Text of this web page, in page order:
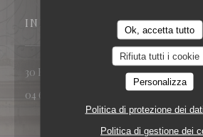
Ok, accetta tutto
Rifiuta tutti i cookie
Personalizza
Politica di protezione dei
Politica di gestione dei
INDIRIZZO
30 Rue Conti 34120 Pézenas((apre una
04 67 01 73 35